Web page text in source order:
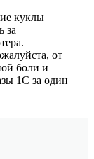
куклы
за
от
боли и
1С за один